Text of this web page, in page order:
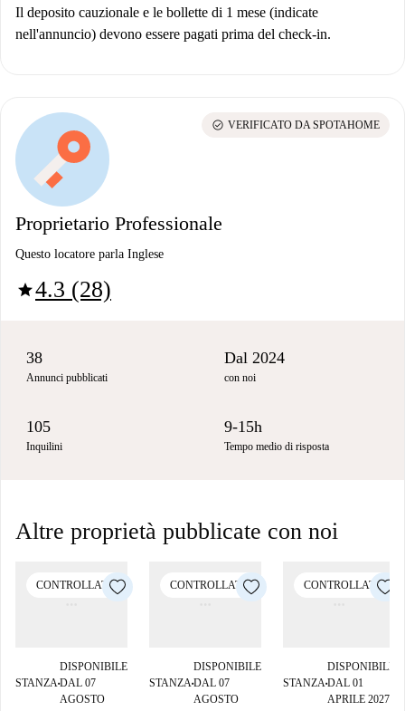
Il deposito cauzionale e le bollette di 1 mese (indicate
nell'annuncio) devono essere pagati prima del check-in.
Proprietario Professionale
Questo locatore parla Inglese
star4.3 (28)
check_circle VERIFICATO DA SPOTAHOME
38
Annunci pubblicati
Dal 2024
con noi
105
Inquilini
9-15h
Tempo medio di risposta
Altre proprietà pubblicate con noi
CONTROLLATO
STANZA■
DISPONIBILE
DAL 07
AGOSTO
CONTROLLATO
STANZA■
DISPONIBILE
DAL 07
AGOSTO
CONTROLLATO
STANZA■
DISPONIBILE
DAL 01
APRILE 2027